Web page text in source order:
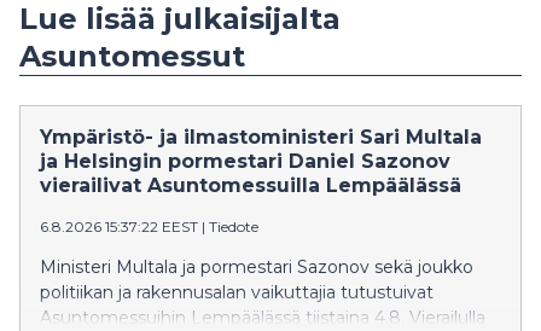
Lue lisää julkaisijalta
Asuntomessut
Ympäristö- ja ilmastoministeri Sari Multala
ja Helsingin pormestari Daniel Sazonov
vierailivat Asuntomessuilla Lempäälässä
6.8.2026 15:37:22 EEST | Tiedote
Ministeri Multala ja pormestari Sazonov sekä joukko
politiikan ja rakennusalan vaikuttajia tutustuivat
Asuntomessuihin Lempäälässä tiistaina 4.8. Vierailulla